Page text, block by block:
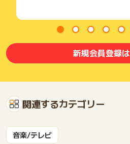
新規会員登録
関連するカテゴリー
音楽/テレビ